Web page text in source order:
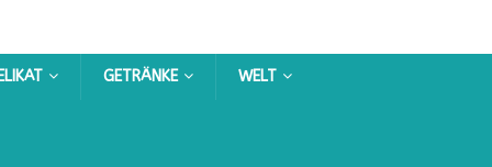
GETRÄNKE WELT